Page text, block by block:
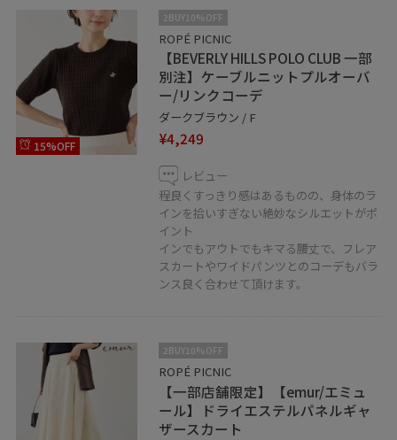
・画像は野外の光や照明の当たり具合で、
実際の商品の色味と異なる場合がございます。
実際の商品に近い色味は商品ページをご確認ください。
・紐ついてないアイテムは私物となります。
□LUMINE WEB決済サービス
ルミネエスト新宿店ではWEB決済で
ご自宅への発送も行っております。
ルミネカードをご利用のお客様は
いつでも5%OFFでご購入いただけます。
---------------------------
〒〒160-0022
東京都新宿区新宿3-38-1
ルミネエスト新宿4F
15%OFF
2BUY10%OFF
ROPÉ PICNIC
【BEVERLY HILLS POLO CLUB 一部
別注】ケーブルニットプルオーバ
ー/リンクコーデ
ダークブラウン / F
¥4,249
レビュー
程良くすっきり感はあるものの、身体のラ
インを拾いすぎない絶妙なシルエットがポ
イント
インでもアウトでもキマる腰丈で、フレア
スカートやワイドパンツとのコーデもバラ
ンス良く合わせて頂けます。
2BUY10%OFF
ROPÉ PICNIC
【一部店舗限定】【emur/エミュ
ール】ドライエステルパネルギャ
ザースカート